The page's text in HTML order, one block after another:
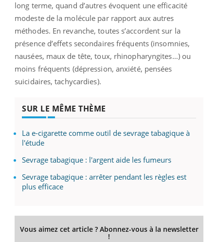
long terme, quand d’autres évoquent une efficacité
modeste de la molécule par rapport aux autres
méthodes. En revanche, toutes s’accordent sur la
présence d’effets secondaires fréquents (insomnies,
nausées, maux de tête, toux, rhinopharyngites…) ou
moins fréquents (dépression, anxiété, pensées
suicidaires, tachycardies).
SUR LE MÊME THÈME
La e-cigarette comme outil de sevrage tabagique à
l'étude
Sevrage tabagique : l'argent aide les fumeurs
Sevrage tabagique : arrêter pendant les règles est
plus efficace
Vous aimez cet article ? Abonnez-vous à la newsletter
!